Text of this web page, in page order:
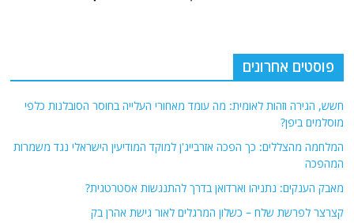
פוסטים אחרונים
חשש, הגירה וזהות לאומית: מה עומד מאחורי העלייה בחוסר הסובלנות כלפי
מוסלמים ביפן?
המלחמה מהצללים: כך הפכה אזרבייג'ן למוקד המודיעין הישראלי נגד משמרות
המהפכה
מאבק הענקים: נתניהו וארדואן בדרך להתנגשות אסטרטגית?
קצרצר לפרשת שלח – כשלון המרגלים לאור גישת אהרן בק